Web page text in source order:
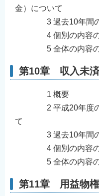
金）について
3 過去10年間の基
4 個別の内容の
5 全体の内容の
第10章 収入未
1 概要
2 平成20年度の「
て
3 過去10年間の収
4 個別の内容の
5 全体の内容の
第11章 用益物